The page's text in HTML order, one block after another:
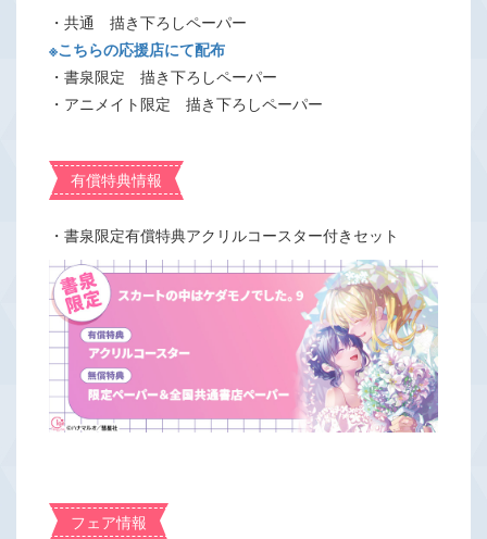
・共通 描き下ろしペーパー
※こちらの応援店にて配布
・書泉限定 描き下ろしペーパー
・アニメイト限定 描き下ろしペーパー
有償特典情報
・書泉限定有償特典アクリルコースター付きセット
フェア情報